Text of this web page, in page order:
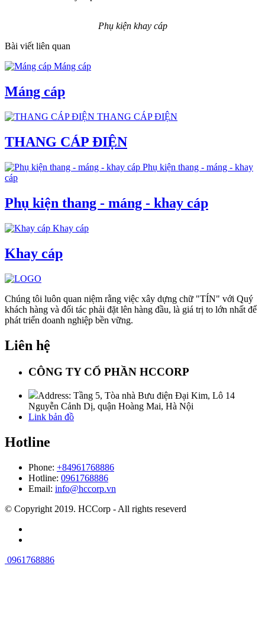
Phụ kiện khay cáp
Bài viết liên quan
Máng cáp
Máng cáp
THANG CÁP ĐIỆN
THANG CÁP ĐIỆN
Phụ kiện thang - máng - khay
cáp
Phụ kiện thang - máng - khay cáp
Khay cáp
Khay cáp
Chúng tôi luôn quan niệm rằng việc xây dựng chữ "TÍN" với Quý
khách hàng và đối tác phải đặt lên hàng đầu, là giá trị to lớn nhất để
phát triển doanh nghiệp bền vững.
Liên hệ
CÔNG TY CỔ PHẦN HCCORP
Address: Tầng 5, Tòa nhà Bưu điện Đại Kim, Lô 14
Nguyễn Cảnh Dị, quận Hoàng Mai, Hà Nội
Link bản đồ
Hotline
Phone: +84961768886
Hotline: 0961768886
Email: info@hccorp.vn
© Copyright 2019. HCCorp - All rights reseverd
0961768886